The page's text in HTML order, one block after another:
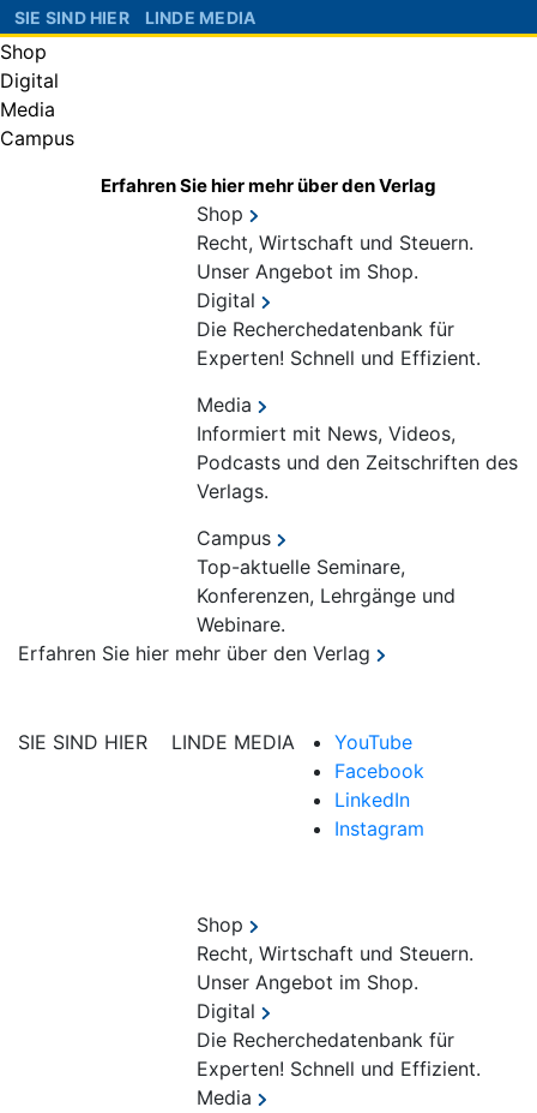
SIE SIND HIER LINDE MEDIA
Shop
Digital
Media
Campus
Erfahren Sie hier mehr über den Verlag
Shop
Recht, Wirtschaft und Steuern.
Unser Angebot im Shop.
Digital
Die Recherchedatenbank für
Experten! Schnell und Effizient.
Media
Informiert mit News, Videos,
Podcasts und den Zeitschriften des
Verlags.
Campus
Top-aktuelle Seminare,
Konferenzen, Lehrgänge und
Webinare.
Erfahren Sie hier mehr über den Verlag
SIE SIND HIER LINDE MEDIA
YouTube
Facebook
LinkedIn
Instagram
Shop
Recht, Wirtschaft und Steuern.
Unser Angebot im Shop.
Digital
Die Recherchedatenbank für
Experten! Schnell und Effizient.
Media